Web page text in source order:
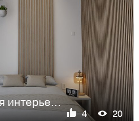
Визуализация интерьера комнаты
4 20